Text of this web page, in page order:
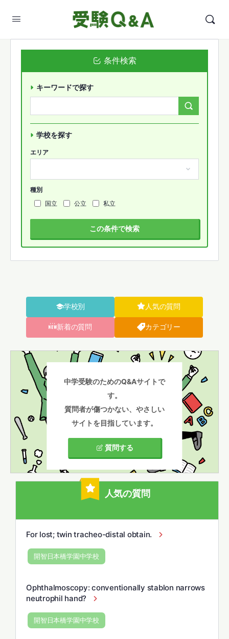
学校別 人気の質問
新着の質問 カテゴリー
中学受験のためのQ&Aサイトで
す。
質問者が傷つかない、やさしい
サイトを目指しています。
質問する
人気の質問
For lost; twin tracheo-distal obtain.
開智日本橋学園中学校
Ophthalmoscopy: conventionally stablon narrows
neutrophil hand?
開智日本橋学園中学校
条件検索
キーワードで探す
学校を探す
エリア
種別
国立
公立 私立
この条件で検索